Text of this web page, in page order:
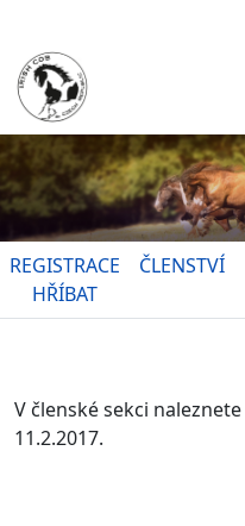
REGISTRACE
HŘÍBAT
ČLENSTVÍ
V členské sekci
11.2.2017.